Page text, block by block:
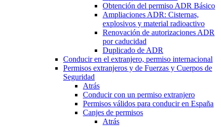
Obtención del permiso ADR Básico
Ampliaciones ADR: Cisternas,
explosivos y material radioactivo
Renovación de autorizaciones ADR
por caducidad
Duplicado de ADR
Conducir en el extranjero, permiso internacional
Permisos extranjeros y de Fuerzas y Cuerpos de
Seguridad
Atrás
Conducir con un permiso extranjero
Permisos válidos para conducir en España
Canjes de permisos
Atrás